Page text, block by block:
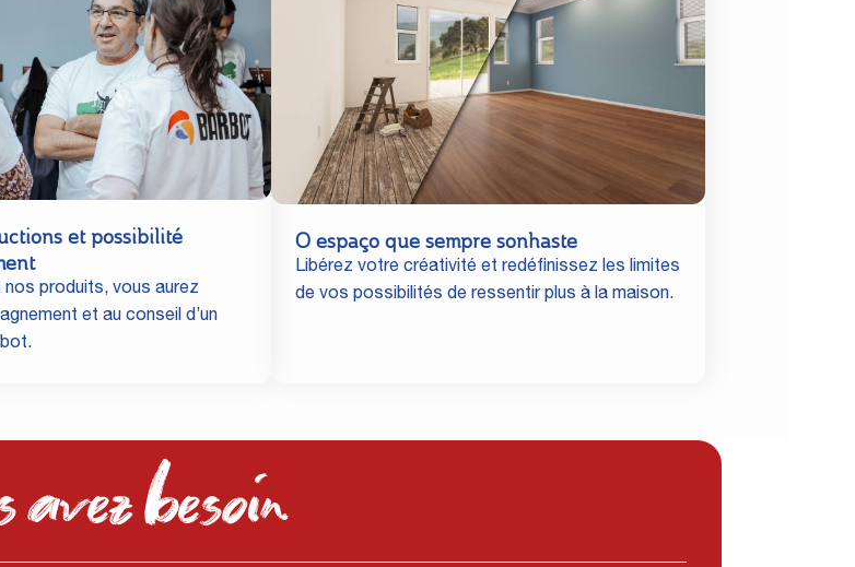
et possibilité
nos produits, vous aurez
et au conseil d’un
O espaço que sempre sonhaste
Libérez votre créativité et redéfinissez les limites
de vos possibilités de ressentir plus à la maison.
besoin